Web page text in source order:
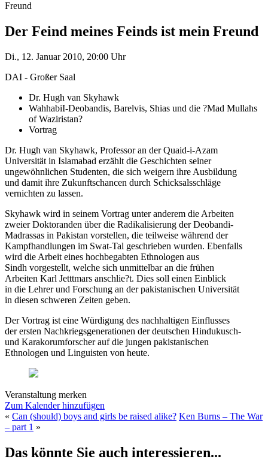
Freund
Der Feind meines Feinds ist mein Freund
Di., 12. Januar 2010, 20:00 Uhr
DAI - Großer Saal
Dr. Hugh van Skyhawk
WahhabiI-Deobandis, Barelvis, Shias und die ?Mad Mullahs
of Waziristan?
Vortrag
Dr. Hugh van Skyhawk, Professor an der Quaid-i-Azam
Universität in Islamabad erzählt die Geschichten seiner
ungewöhnlichen Studenten, die sich weigern ihre Ausbildung
und damit ihre Zukunftschancen durch Schicksalsschläge
vernichten zu lassen.
Skyhawk wird in seinem Vortrag unter anderem die Arbeiten
zweier Doktoranden über die Radikalisierung der Deobandi-
Madrassas in Pakistan vorstellen, die teilweise während der
Kampfhandlungen im Swat-Tal geschrieben wurden. Ebenfalls
wird die Arbeit eines hochbegabten Ethnologen aus
Sindh vorgestellt, welche sich unmittelbar an die frühen
Arbeiten Karl Jetttmars anschlie?t. Dies soll einen Einblick
in die Lehrer und Forschung an der pakistanischen Universität
in diesen schweren Zeiten geben.
Der Vortrag ist eine Würdigung des nachhaltigen Einflusses
der ersten Nachkriegsgenerationen der deutschen Hindukusch-
und Karakorumforscher auf die jungen pakistanischen
Ethnologen und Linguisten von heute.
Veranstaltung merken
Zum Kalender hinzufügen
« Can (should) boys and girls be raised alike? Ken Burns – The War
– part 1 »
Das könnte Sie auch interessieren...